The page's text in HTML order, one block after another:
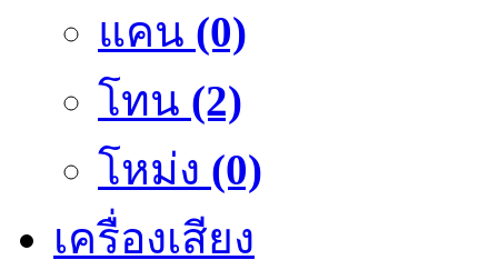
แคน (0)
โทน (2)
โหม่ง (0)
เครื่องเสียง